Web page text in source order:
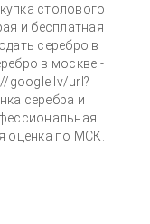
столового
и бесплатная
серебро в
в москве -
google.lv/url?
серебра и
оценка по МСК.